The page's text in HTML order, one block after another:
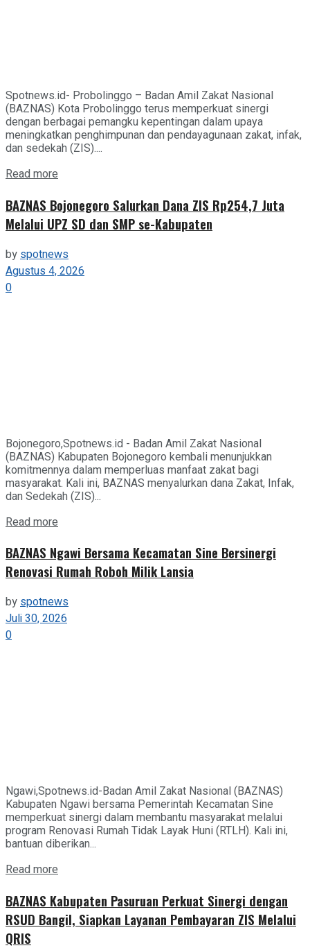
Spotnews.id- Probolinggo – Badan Amil Zakat Nasional
(BAZNAS) Kota Probolinggo terus memperkuat sinergi
dengan berbagai pemangku kepentingan dalam upaya
meningkatkan penghimpunan dan pendayagunaan zakat, infak,
dan sedekah (ZIS)....
Read more
BAZNAS Bojonegoro Salurkan Dana ZIS Rp254,7 Juta
Melalui UPZ SD dan SMP se-Kabupaten
by spotnews
Agustus 4, 2026
0
Bojonegoro,Spotnews.id - Badan Amil Zakat Nasional
(BAZNAS) Kabupaten Bojonegoro kembali menunjukkan
komitmennya dalam memperluas manfaat zakat bagi
masyarakat. Kali ini, BAZNAS menyalurkan dana Zakat, Infak,
dan Sedekah (ZIS)...
Read more
BAZNAS Ngawi Bersama Kecamatan Sine Bersinergi
Renovasi Rumah Roboh Milik Lansia
byspotnews
Juli 30, 2026
0
Ngawi,Spotnews.id-Badan Amil Zakat Nasional (BAZNAS)
Kabupaten Ngawi bersama Pemerintah Kecamatan Sine
memperkuat sinergi dalam membantu masyarakat melalui
program Renovasi Rumah Tidak Layak Huni (RTLH). Kali ini,
bantuan diberikan...
Read more
BAZNAS Kabupaten Pasuruan Perkuat Sinergi dengan
RSUD Bangil, Siapkan Layanan Pembayaran ZIS Melalui
QRIS